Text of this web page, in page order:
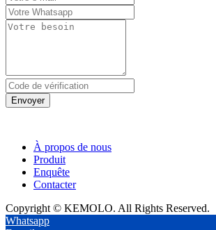
Envoyer
À propos de nous
Produit
Enquête
Contacter
Copyright © KEMOLO. All Rights Reserved.
Whatsapp